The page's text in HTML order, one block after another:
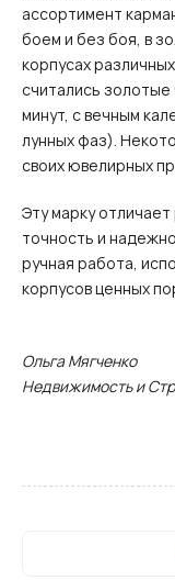
ассортимент
боем и без боя, в
корпусах
считались
минут, с вечным
лунных фаз).
своих ювелирных
Эту марку
точность и
ручная работа,
корпусов ценных
Ольга Мягченко
Недвижимость и